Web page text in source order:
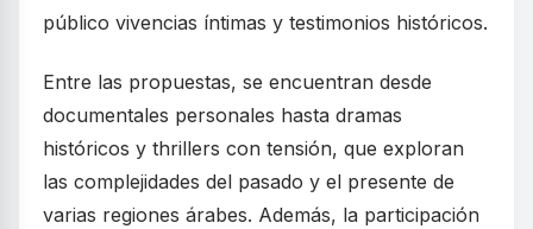
público vivencias íntimas y testimonios históricos.
Entre las propuestas, se encuentran desde
documentales personales hasta dramas
históricos y thrillers con tensión, que exploran
las complejidades del pasado y el presente de
varias regiones árabes. Además, la participación